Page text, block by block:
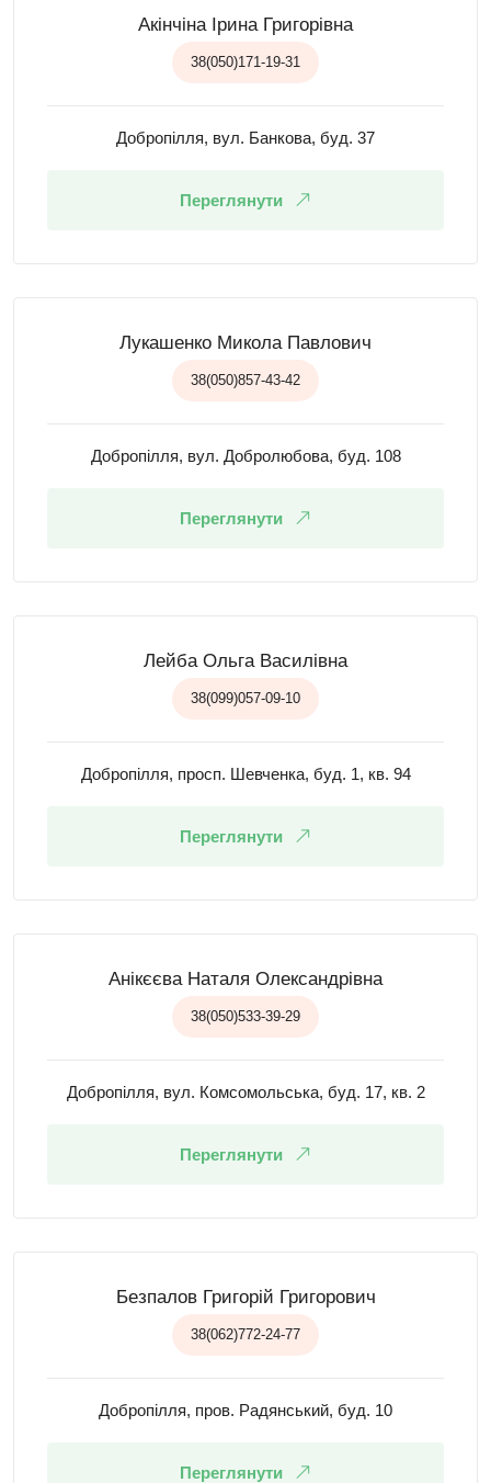
Акінчіна Ірина Григорівна
38(050)171-19-31
Добропілля, вул. Банкова, буд. 37
Переглянути
Лукашенко Микола Павлович
38(050)857-43-42
Добропілля, вул. Добролюбова, буд. 108
Переглянути
Лейба Ольга Василівна
38(099)057-09-10
Добропілля, просп. Шевченка, буд. 1, кв. 94
Переглянути
Анікєєва Наталя Олександрівна
38(050)533-39-29
Добропілля, вул. Комсомольська, буд. 17, кв. 2
Переглянути
Безпалов Григорій Григорович
38(062)772-24-77
Добропілля, пров. Радянський, буд. 10
Переглянути